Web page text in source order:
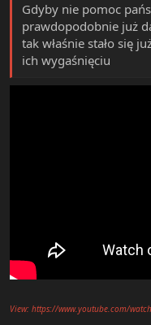
Gdyby nie pomoc
prawdopodobnie już
tak właśnie stało się
ich wygaśnięciu
View: https://www.youtube.com/